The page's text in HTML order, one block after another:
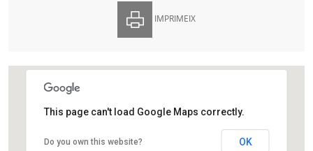
IMPRIMEIX
Passeig Turull, 2
This page can't load Google Maps correctly.
Do you own this website? OK